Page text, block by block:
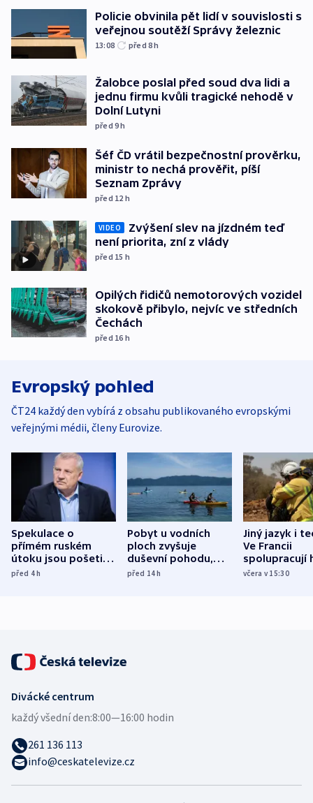
Policie obvinila pět lidí v souvislosti s
veřejnou soutěží Správy železnic
13:08 před 8h
Žalobce poslal před soud dva lidi a
jednu firmu kvůli tragické nehodě v
Dolní Lutyni
před 9h
Šéf ČD vrátil bezpečnostní prověrku,
ministr to nechá prověřit, píší
Seznam Zprávy
před 12 h
VIDEO
Zvýšení slev na jízdném teď
není priorita, zní z vlády
před 15 h
Opilých řidičů nemotorových vozidel
skokově přibylo, nejvíc ve středních
Čechách
před 16 h
Evropský pohled
ČT24 každý den vybírá z obsahu publikovaného evropskými
veřejnými médii, členy Eurovize.
Spekulace o
přímém ruském
útoku jsou pošetilé,
míní estonský
před 4h
Pobyt u vodních
ploch zvyšuje
duševní pohodu,
ukázala
před 14h
Jiný jazyk i
Ve Francii
spolupracují
různých zemí
včera v 15:30
Divácké centrum
každý všední den:8:00—16:00 hodin
261 136 113
info@ceskatelevize.cz